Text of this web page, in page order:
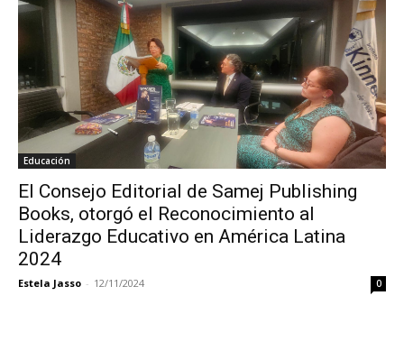
Educación
El Consejo Editorial de Samej Publishing
Books, otorgó el Reconocimiento al
Liderazgo Educativo en América Latina
2024
Estela Jasso - 12/11/2024 0